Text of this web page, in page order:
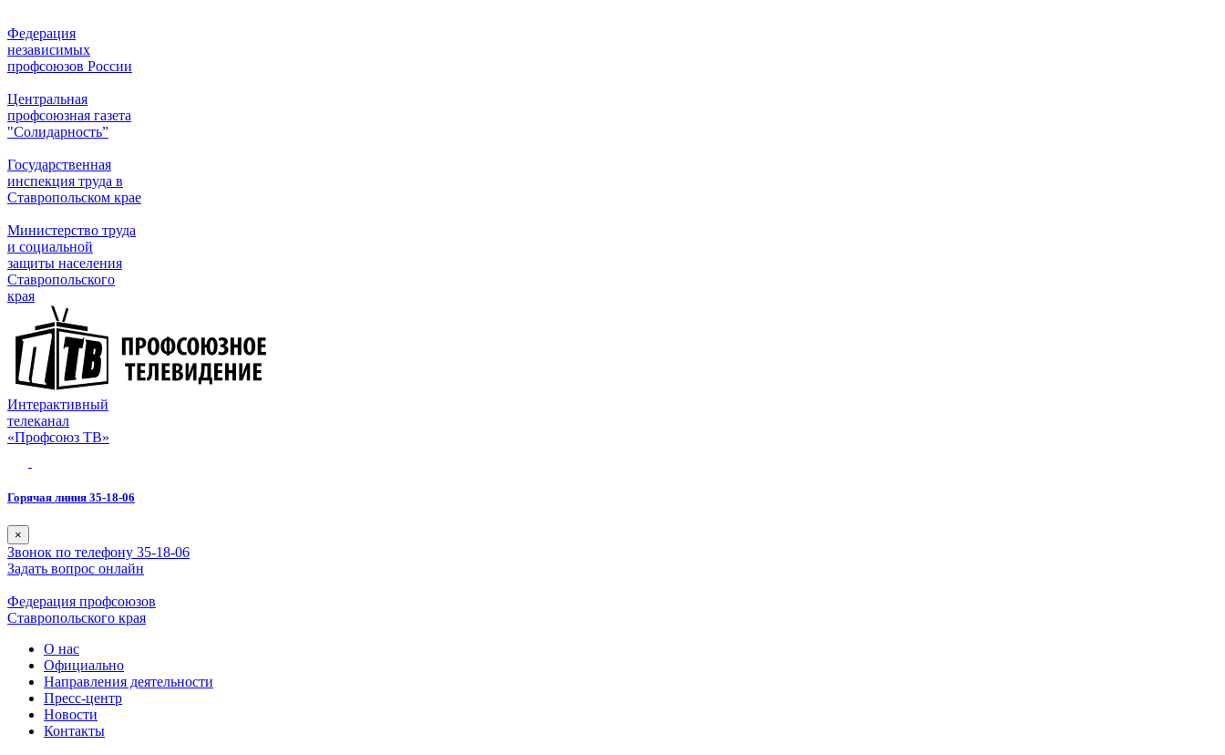
Федерация
независимых
профсоюзов России
Центральная
профсоюзная газета
"Солидарность”
Государственная
инспекция труда в
Ставропольском крае
Министерство труда
и социальной
защиты населения
Ставропольского
края
Интерактивный
телеканал
«Профсоюз ТВ»
Горячая линия 35-18-06
×
Звонок по телефону 35-18-06
Задать вопрос онлайн
Федерация профсоюзов
Ставропольского края
О нас
Официально
Направления деятельности
Пресс-центр
Новости
Контакты